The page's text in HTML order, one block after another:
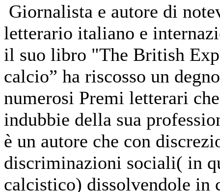
Giornalista e autore di
letterario italiano e
il suo libro "The British
calcio” ha riscosso un
numerosi Premi letterari
indubbie della sua
è un autore che con
discriminazioni sociali( in
calcistico) dissolvendole in